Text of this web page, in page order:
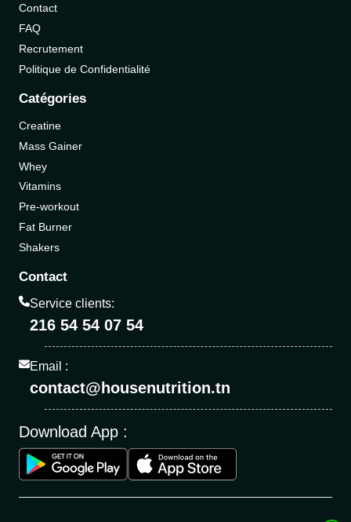
Contact
FAQ
Recrutement
Politique de Confidentialité
Catégories
Creatine
Mass Gainer
Whey
Vitamins
Pre-workout
Fat Burner
Shakers
Contact
Service clients:
216 54 54 07 54
Email :
contact@housenutrition.tn
Download App :